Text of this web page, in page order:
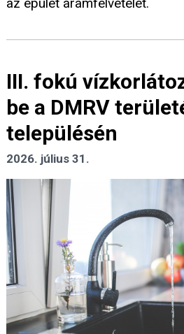
III. fokú
be a DMRV
településén
2026. július 31.